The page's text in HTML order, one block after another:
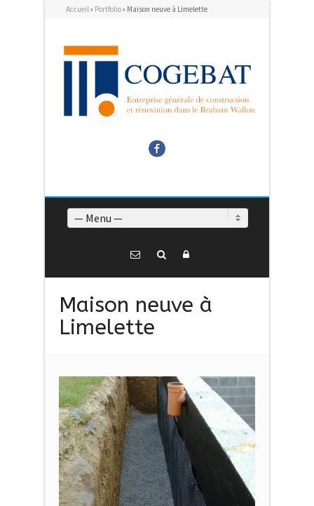
Accueil» Portfolio» Maison neuve à Limelette
— Menu —
Maison neuve à
Limelette